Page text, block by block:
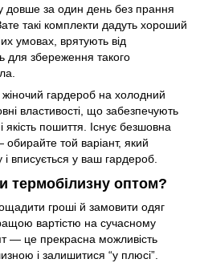
довше за один день без прання
такі комплекти дадуть хороший
умовах, врятують від
для збереження такого
гардероб на холодний
властивості, що забезпечують
якість пошиття. Існує безшовна
обирайте той варіант, який
вписується у ваш гардероб.
термобілизну оптом?
гроші й замовити одяг
вартістю на сучасному
— це прекрасна можливість
і залишитися “у плюсі”.